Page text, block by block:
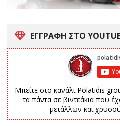
ΕΓΓΡΑΦΗ ΣΤΟ
Μπείτε στο κανάλι Polatidis
τα πάντα σε βιντεάκια που
μετάλλων και